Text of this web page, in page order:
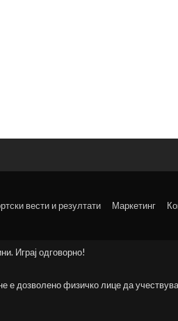
вести и резултати Маркетинг
Играј одговорно!
е дозволено физичко лице да